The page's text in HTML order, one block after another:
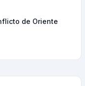
de Oriente